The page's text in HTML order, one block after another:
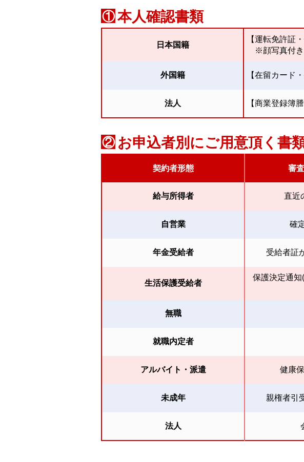
①本人確認書類
日本国籍
【運転免許証
※顔写真付き
外国籍 【在留カード
法人 【商業登録簿
② お申込者別にご用意頂く書
契約者形態 審
給与所得者 直近
自営業 確
年金受給者 受給者証
生活保護受給者
保護決定通
無職
就職内定者
アルバイト・派遣 健康
未成年 親権者引
法人